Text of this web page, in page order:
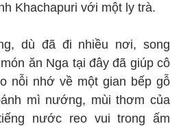
Khachapuri với một ly trà.
dù đã đi nhiều nơi, song
ăn Nga tại đây đã giúp cô
nỗi nhớ về một gian bếp gỗ
mì nướng, mùi thơm của
nước reo vui trong ấm